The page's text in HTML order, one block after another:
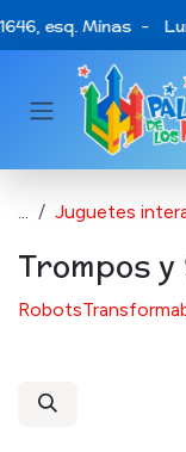
esq. Minas -
... Juguetes
Trompos
Robots